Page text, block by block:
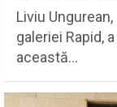
Liviu
galeriei Rapid,
această…